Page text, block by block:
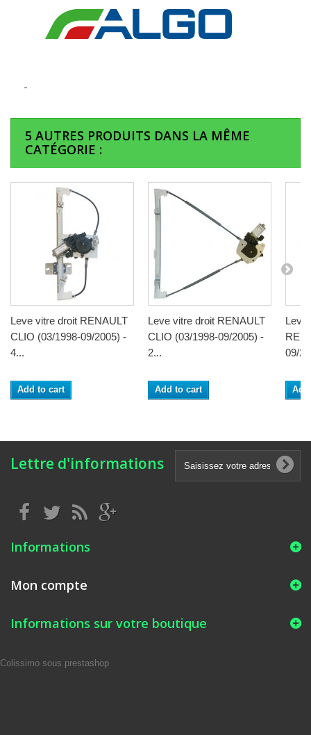
5 AUTRES PRODUITS DANS LA MÊME
CATÉGORIE :
Leve vitre droit RENAULT
CLIO (03/1998-09/2005) -
4...
Add to cart
Leve vitre droit RENAULT
CLIO (03/1998-09/2005) -
2...
Add to cart
Leve
09/
Lettre d'informations
Informations
Mon compte
Informations sur votre boutique
Colissimo sous prestashop